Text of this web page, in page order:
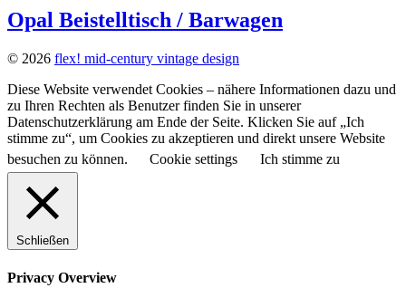
Opal Beistelltisch / Barwagen
© 2026 flex! mid-century vintage design
Diese Website verwendet Cookies – nähere Informationen dazu und
zu Ihren Rechten als Benutzer finden Sie in unserer
Datenschutzerklärung am Ende der Seite. Klicken Sie auf „Ich
stimme zu“, um Cookies zu akzeptieren und direkt unsere Website
besuchen zu können.
Cookie settings Ich stimme zu
Schließen
Privacy Overview